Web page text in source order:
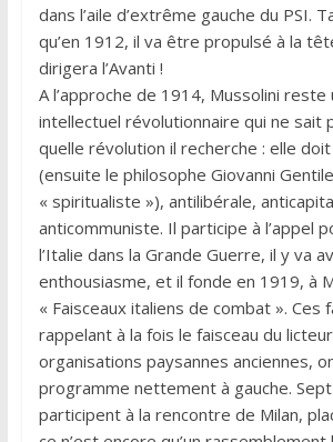
dans l’aile d’extrême gauche du PSI.
qu’en 1912, il va être propulsé à la
dirigera l’Avanti !
A l’approche de 1914, Mussolini reste
intellectuel révolutionnaire qui ne sait
quelle révolution il recherche : elle
(ensuite le philosophe Giovanni
« spiritualiste »), antilibérale,
anticommuniste. Il participe à l’appel
l’Italie dans la Grande Guerre, il y va
enthousiasme, et il fonde en 1919, à
« Faisceaux italiens de combat ». Ces
rappelant à la fois le faisceau du
organisations paysannes anciennes,
programme nettement à gauche.
participent à la rencontre de Milan,